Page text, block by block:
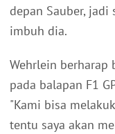
depan Sauber, jadi
imbuh dia.
Wehrlein berharap
pada balapan F1
"Kami bisa
tentu saya akan